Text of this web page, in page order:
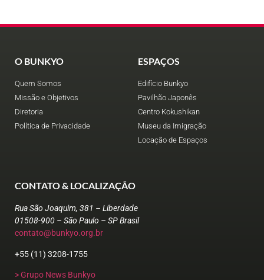
O BUNKYO
Quem Somos
Missão e Objetivos
Diretoria
Política de Privacidade
ESPAÇOS
Edifício Bunkyo
Pavilhão Japonês
Centro Kokushikan
Museu da Imigração
Locação de Espaços
CONTATO & LOCALIZAÇÃO
Rua São Joaquim, 381 – Liberdade
01508-900 – São Paulo – SP Brasil
contato@bunkyo.org.br
+55 (11) 3208-1755
> Grupo News Bunkyo